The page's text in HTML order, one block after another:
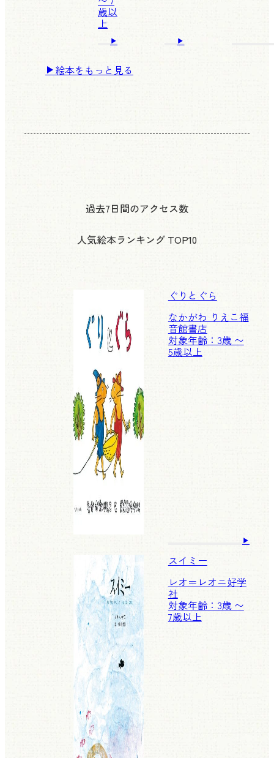
歳以
上
絵本をもっと見る
過去7日間のアクセス数
人気絵本ランキング TOP10
ぐりとぐら
なかがわ りえこ福
音館書店
対象年齢：3歳 〜
5歳以上
スイミー
レオ＝レオニ好学
社
対象年齢：3歳 〜
7歳以上